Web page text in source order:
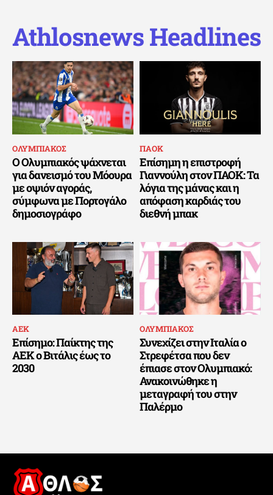
Athlosnews Headlines
ΟΛΥΜΠΙΑΚΟΣ
Ο Ολυμπιακός ψάχνεται
για δανεισμό του Μόουρα
με οψιόν αγοράς,
σύμφωνα με Πορτογάλο
δημοσιογράφο
ΠΑΟΚ
Επίσημη η επιστροφή
Γιαννούλη στον ΠΑΟΚ: Τα
λόγια της μάνας και η
απόφαση καρδιάς του
διεθνή μπακ
ΑΕΚ
Επίσημο: Παίκτης της
ΑΕΚ ο Βιτάλις έως το
2030
ΟΛΥΜΠΙΑΚΟΣ
Συνεχίζει στην Ιταλία ο
Στρεφέτσα που δεν
έπιασε στον Ολυμπιακό:
Ανακοινώθηκε η
μεταγραφή του στην
Παλέρμο